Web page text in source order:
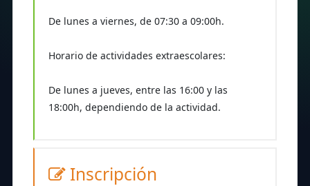
De lunes a viernes, de 07:30 a 09:00h.
Horario de actividades extraescolares:
De lunes a jueves, entre las 16:00 y las
18:00h, dependiendo de la actividad.
Inscripción